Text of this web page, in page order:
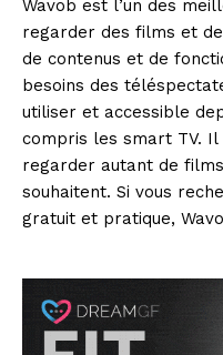
Wavob est l’un des
regarder des films et
de contenus et de
besoins des
utiliser et accessible
compris les smart TV.
regarder autant de
souhaitent. Si vous
gratuit et pratique,